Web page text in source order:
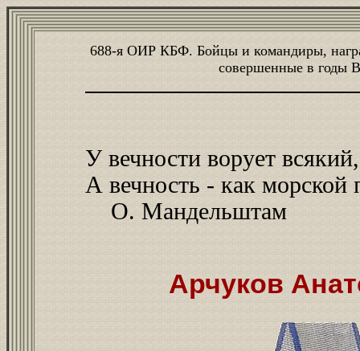
688-я ОИР КБФ. Бойцы и командиры,
совершенные в годы
У вечности ворует всякий,
А вечность - как морской
О. Мандельштам
Арчуков